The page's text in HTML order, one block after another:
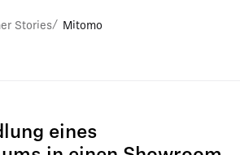
Stories/ Mitomo
eines